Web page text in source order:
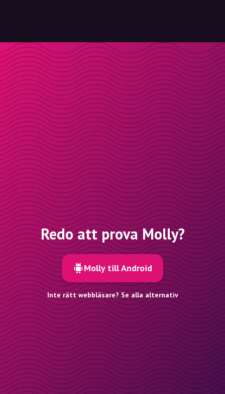
Redo att prova Molly?
Molly till Android
Inte rätt webbläsare? Se alla alternativ